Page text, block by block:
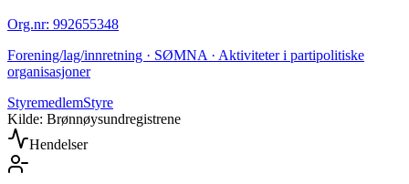
Org.nr: 992655348
Forening/lag/innretning · SØMNA · Aktiviteter i partipolitiske
organisasjoner
StyremedlemStyre
Kilde: Brønnøysundregistrene
Hendelser